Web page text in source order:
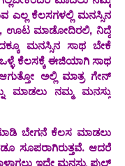
ಎಲ್ಲ ಕೆಲಸಗಳಲ್ಲಿ ಮನಸ್ಸಿನ
ಊಟ ಮಾಡೋದಿರಲಿ, ನಿದ್ದೆ
ಮನಸ್ಸಿನ ಸಾಥ ಬೇಕೆ
ಕೆಲಸಕ್ಕೆ ಈಜಿಯಾಗಿ ಸಾಥ
ಅಲ್ಲಿ ಮಾತ್ರ ಗೇನ್
ಮಾಡಲು ನಮ್ಮ ಮನಸ್ಸು
ಬೇಗನೆ ಕೆಲಸ ಮಾಡಲು
ಸೂಪರಾಗಿರುತ್ತವೆ. ಆದರೆ
ಇದೇ ಮನಸ್ಸು ಫುಲ್